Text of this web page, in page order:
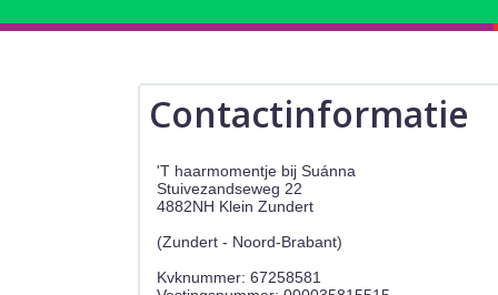
Contactinformatie
'T haarmomentje bij Suánna
Stuivezandseweg 22
4882NH Klein Zundert
(Zundert - Noord-Brabant)
Kvknummer: 67258581